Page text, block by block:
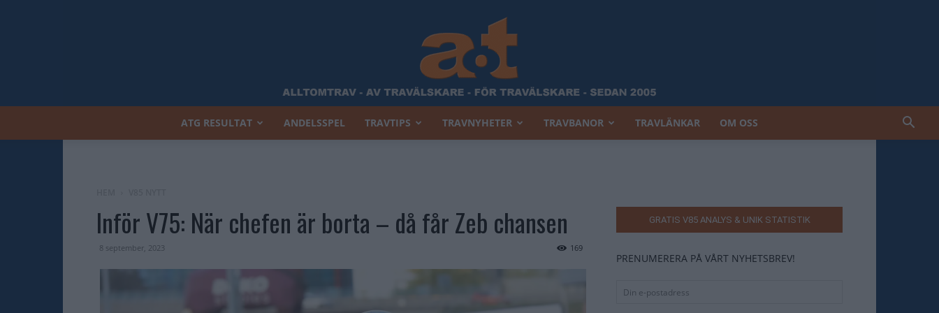
ATG RESULTAT ANDELSSPEL TRAVTIPS TRAVNYHETER TRAVBANOR TRAVLÄNKAR OM OSS
Inför V75: När chefen är borta – då får Zeb chansen
8 september, 2023 169
GRATIS V85 ANALYS & UNIK STATISTIK
PRENUMERERA PÅ VÅRT NYHETSBREV!